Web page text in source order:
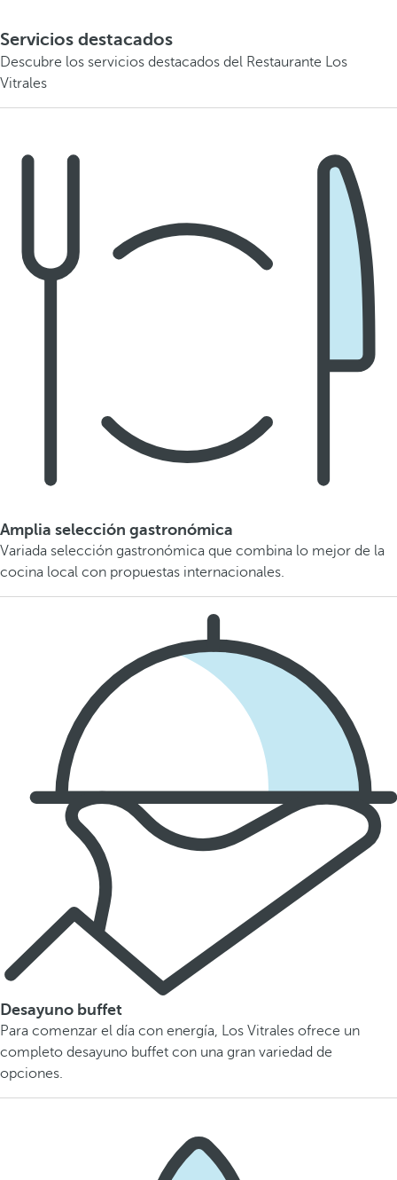
Servicios destacados
Descubre los servicios destacados del Restaurante Los
Vitrales
Amplia selección gastronómica
Variada selección gastronómica que combina lo mejor de la
cocina local con propuestas internacionales.
Desayuno buffet
Para comenzar el día con energía, Los Vitrales ofrece un
completo desayuno buffet con una gran variedad de
opciones.